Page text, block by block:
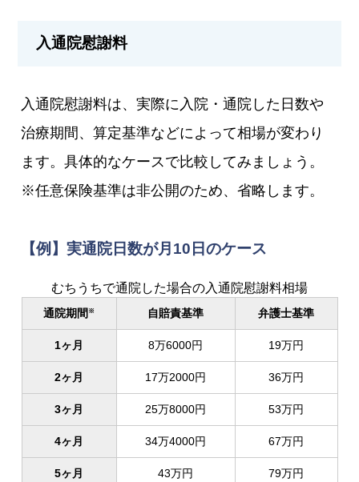
入通院慰謝料
入通院慰謝料は、実際に入院・通院した日数や
治療期間、算定基準などによって相場が変わり
ます。具体的なケースで比較してみましょう。
※任意保険基準は非公開のため、省略します。
【例】実通院日数が月10日のケース
むちうちで通院した場合の入通院慰謝料相場
通院期間 ※ 自賠責基準 弁護士基準
1ヶ月 8万6000円 19万円
2ヶ月 17万2000円 36万円
3ヶ月 25万8000円 53万円
4ヶ月 34万4000円 67万円
5ヶ月 43万円 79万円